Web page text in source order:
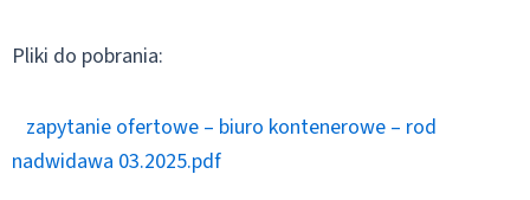
Pliki do pobrania:
zapytanie ofertowe – biuro kontenerowe – rod
nadwidawa 03.2025.pdf